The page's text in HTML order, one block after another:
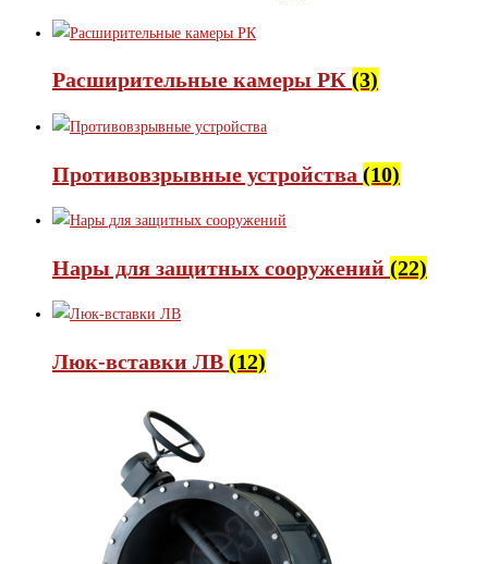
Расширительные камеры РК (3)
Противовзрывные устройства (10)
Нары для защитных сооружений (22)
Люк-вставки ЛВ (12)